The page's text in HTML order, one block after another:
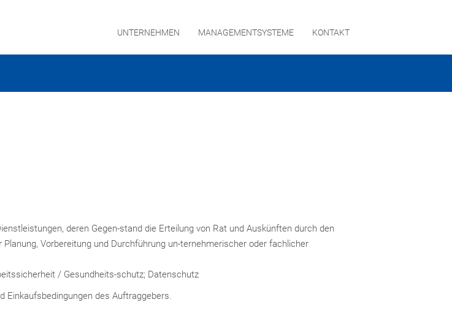
UNTERNEHMEN MANAGEMENTSYSTEME KONTAKT
deren Gegen-stand die Erteilung von Rat und Auskünften durch den
Vorbereitung und Durchführung un-ternehmerischer oder fachlicher
/ Gesundheits-schutz; Datenschutz
Einkaufsbedingungen des Auftraggebers.
MANAGEMENTSYSTEME